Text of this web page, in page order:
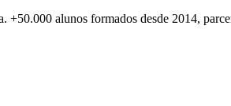
+50.000 alunos formados desde 2014,